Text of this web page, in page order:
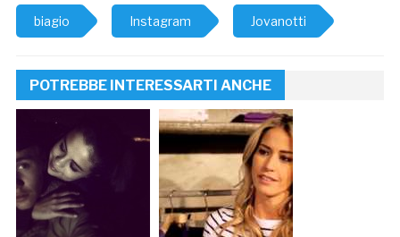
biagio Instagram Jovanotti
POTREBBE INTERESSARTI ANCHE